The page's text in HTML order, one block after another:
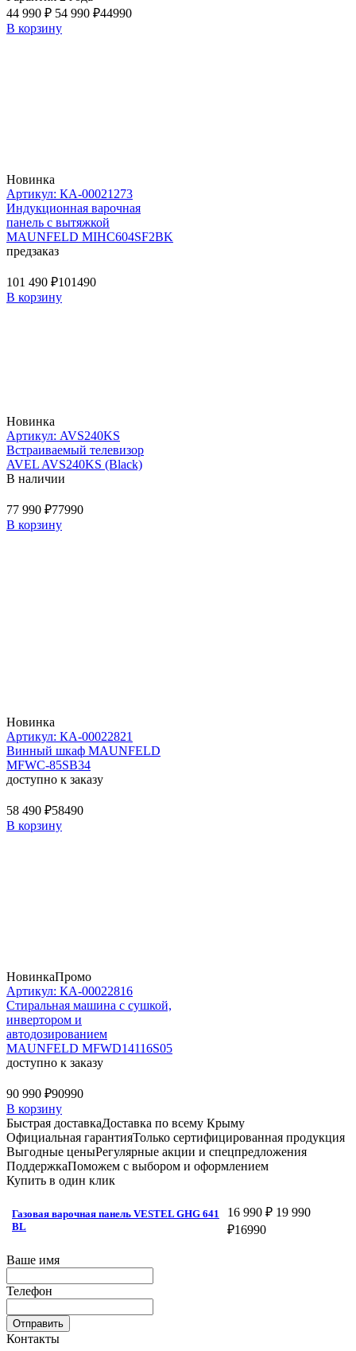
44 990 ₽ 54 990 ₽44990
В корзину
Новинка
Артикул: КА-00021273
Индукционная варочная
панель с вытяжкой
MAUNFELD MIHC604SF2BK
предзаказ
101 490 ₽101490
В корзину
Новинка
Артикул: AVS240KS
Встраиваемый телевизор
AVEL AVS240KS (Black)
В наличии
77 990 ₽77990
В корзину
Новинка
Артикул: КА-00022821
Винный шкаф MAUNFELD
MFWC-85SB34
доступно к заказу
58 490 ₽58490
В корзину
НовинкаПромо
Артикул: КА-00022816
Стиральная машина c сушкой,
инвертором и
автодозированием
MAUNFELD MFWD14116S05
доступно к заказу
90 990 ₽90990
В корзину
Быстрая доставкаДоставка по всему Крыму
Официальная гарантияТолько сертифицированная продукция
Выгодные ценыРегулярные акции и спецпредложения
ПоддержкаПоможем с выбором и оформлением
Купить в один клик
Газовая варочная панель VESTEL GHG 641
BL
16 990 ₽ 19 990
₽16990
Ваше имя
Телефон
Отправить
Контакты